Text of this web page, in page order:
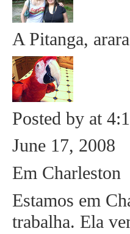
A Pitanga,
Posted by at
June 17, 2008
Em Charleston
Estamos em
trabalha. Ela